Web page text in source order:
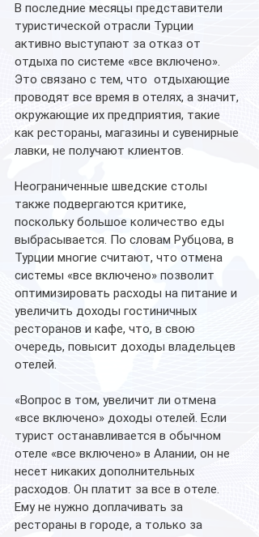
В последние месяцы представители
туристической отрасли Турции
активно выступают за отказ от
отдыха по системе «все включено».
Это связано с тем, что  отдыхающие
проводят все время в отелях, а значит,
окружающие их предприятия, такие
как рестораны, магазины и сувенирные
лавки, не получают клиентов.
Неограниченные шведские столы
также подвергаются критике,
поскольку большое количество еды
выбрасывается. По словам Рубцова, в
Турции многие считают, что отмена
системы «все включено» позволит
оптимизировать расходы на питание и
увеличить доходы гостиничных
ресторанов и кафе, что, в свою
очередь, повысит доходы владельцев
отелей.
«Вопрос в том, увеличит ли отмена
«все включено» доходы отелей. Если
турист останавливается в обычном
отеле «все включено» в Алании, он не
несет никаких дополнительных
расходов. Он платит за все в отеле.
Ему не нужно доплачивать за
рестораны в городе, а только за